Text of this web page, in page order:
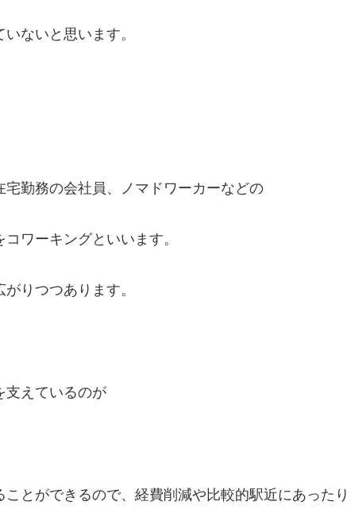
ないと思います。
勤務の会社員、ノマドワーカーなどの
ワーキングといいます。
りつつあります。
支えているのが
とができるので、経費削減や比較的駅近にあったり